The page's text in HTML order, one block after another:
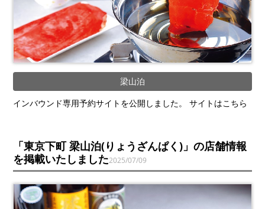
梁山泊
インバウンド専用予約サイトを公開しました。 サイトはこちら
「東京下町 梁山泊(りょうざんぱく)」の店舗情報
を掲載いたしました2025/07/09